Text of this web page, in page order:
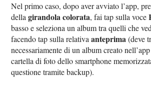
Nel primo caso, dopo aver avviato l’app,
dellagirandola colorata, fai tap sulla voce
basso e seleziona un album tra quelli che
facendo tap sulla relativaanteprima(deve
necessariamente di un album creato
cartella di foto dello smartphone
questione tramite backup).